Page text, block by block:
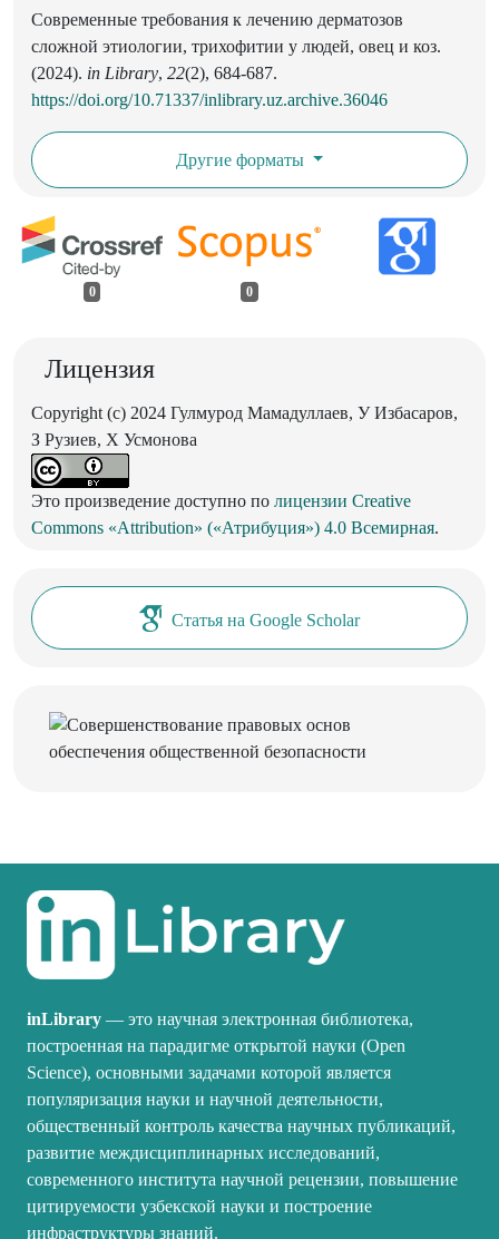
Современные требования к лечению дерматозов
сложной этиологии, трихофитии у людей, овец и коз.
(2024). in Library, 22(2), 684-687.
https://doi.org/10.71337/inlibrary.uz.archive.36046
Другие форматы
0 0
Лицензия
Copyright (c) 2024 Гулмурод Мамадуллаев, У Избасаров,
З Рузиев, Х Усмонова
Это произведение доступно по лицензии Creative
Commons «Attribution» («Атрибуция») 4.0 Всемирная.
Статья на Google Scholar
inLibrary — это научная электронная библиотека,
построенная на парадигме открытой науки (Open
Science), основными задачами которой является
популяризация науки и научной деятельности,
общественный контроль качества научных публикаций,
развитие междисциплинарных исследований,
современного института научной рецензии, повышение
цитируемости узбекской науки и построение
инфраструктуры знаний.